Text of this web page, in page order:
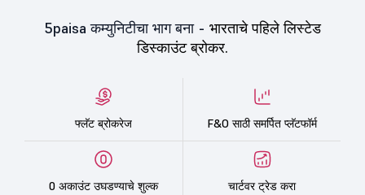
5paisa कम्युनिटीचा भाग बना - भारताचे पहिले लिस्टेड
डिस्काउंट ब्रोकर.
फ्लॅट ब्रोकरेज F&O साठी समर्पित प्लॅटफॉर्म
0 अकाउंट उघडण्याचे शुल्क चार्टवर ट्रेड करा